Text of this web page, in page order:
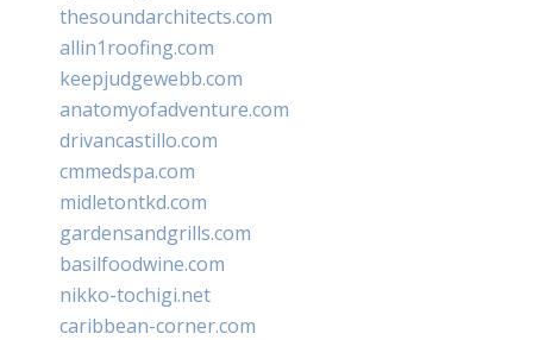
thesoundarchitects.com
allin1roofing.com
keepjudgewebb.com
anatomyofadventure.com
drivancastillo.com
cmmedspa.com
midletontkd.com
gardensandgrills.com
basilfoodwine.com
nikko-tochigi.net
caribbean-corner.com